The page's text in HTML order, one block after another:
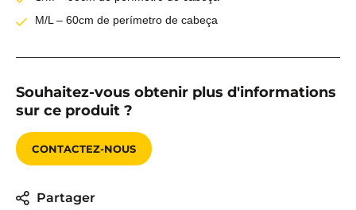
M/L – 60cm de perímetro de cabeça
Souhaitez-vous obtenir plus d'informations
sur ce produit ?
CONTACTEZ-NOUS
Partager